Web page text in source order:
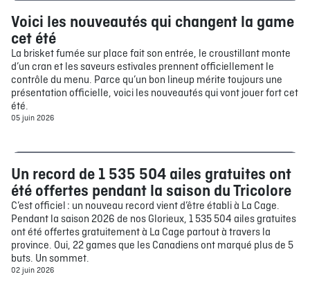
Bouffe
Voici les nouveautés qui changent la game
cet été
La brisket fumée sur place fait son entrée, le croustillant monte
d’un cran et les saveurs estivales prennent officiellement le
contrôle du menu. Parce qu’un bon lineup mérite toujours une
présentation officielle, voici les nouveautés qui vont jouer fort cet
été.
05 juin 2026
Bouffe
Un record de 1 535 504 ailes gratuites ont
été offertes pendant la saison du Tricolore
C’est officiel : un nouveau record vient d’être établi à La Cage.
Pendant la saison 2026 de nos Glorieux, 1 535 504 ailes gratuites
ont été offertes gratuitement à La Cage partout à travers la
province. Oui, 22 games que les Canadiens ont marqué plus de 5
buts. Un sommet.
02 juin 2026